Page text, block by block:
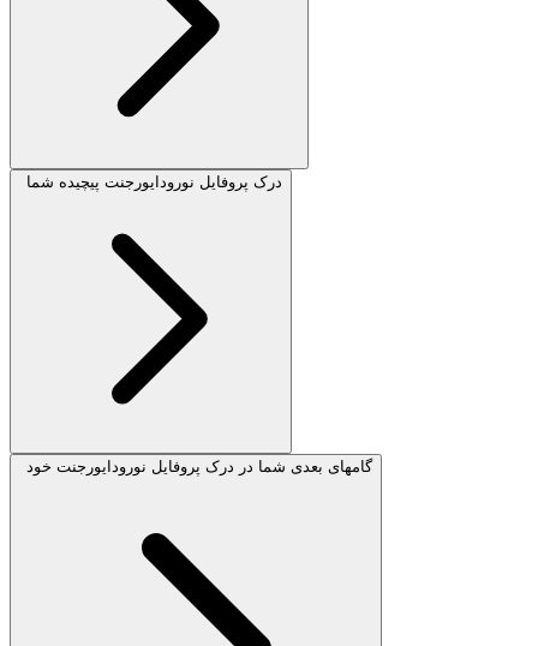
درک پروفایل نورودایورجنت پیچیده شما
گامهای بعدی شما در درک پروفایل نورودایورجنت خود